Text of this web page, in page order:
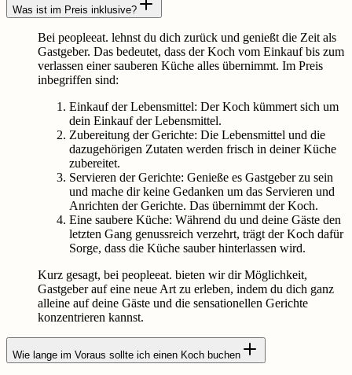
Was ist im Preis inklusive?
Bei peopleeat. lehnst du dich zurück und genießt die Zeit als
Gastgeber. Das bedeutet, dass der Koch vom Einkauf bis zum
verlassen einer sauberen Küche alles übernimmt. Im Preis
inbegriffen sind:
Einkauf der Lebensmittel: Der Koch kümmert sich um
dein Einkauf der Lebensmittel.
Zubereitung der Gerichte: Die Lebensmittel und die
dazugehörigen Zutaten werden frisch in deiner Küche
zubereitet.
Servieren der Gerichte: Genieße es Gastgeber zu sein
und mache dir keine Gedanken um das Servieren und
Anrichten der Gerichte. Das übernimmt der Koch.
Eine saubere Küche: Während du und deine Gäste den
letzten Gang genussreich verzehrt, trägt der Koch dafür
Sorge, dass die Küche sauber hinterlassen wird.
Kurz gesagt, bei peopleeat. bieten wir dir Möglichkeit,
Gastgeber auf eine neue Art zu erleben, indem du dich ganz
alleine auf deine Gäste und die sensationellen Gerichte
konzentrieren kannst.
Wie lange im Voraus sollte ich einen Koch buchen